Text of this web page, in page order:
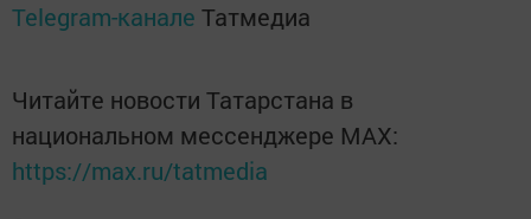
Telegram-канале Татмедиа
Читайте новости Татарстана в
национальном мессенджере MАХ:
https://max.ru/tatmedia